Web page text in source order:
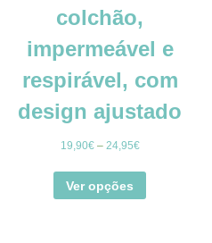
colchão,
impermeável e
respirável, com
design ajustado
19,90€– 24,95€
Ver opções